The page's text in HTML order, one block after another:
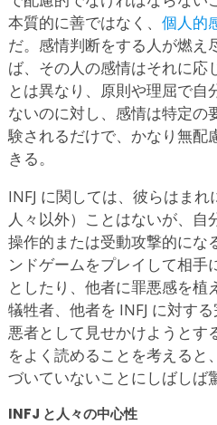
本質的に善ではなく、 個人的
だ。感情判断をする人が燃え
ば、その人の感情はそれに応
とは異なり、原則や理屈で自
ないのに対し、感情は特定の
験されるだけで、かなり無配
きる。
INFJ に関しては、彼らはま
人々以外）ことはないが、自
操作的または受動攻撃的にな
ンドゲームをプレイして相手
としたり、他者に罪悪感を
犠牲者、他者を INFJ に対す
悪者として見せかけようとす
をよく読めることを考えると
づいていないことにしばしば
INFJ と人々の中心性